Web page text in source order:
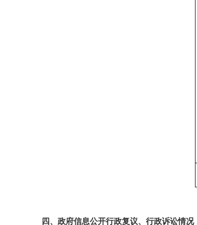
四、政府信息公开行政复议、行政诉讼情况